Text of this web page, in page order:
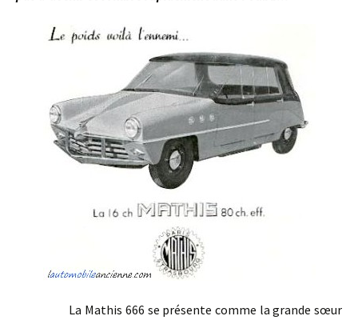
La Mathis 666 se présente comme la grande sœur